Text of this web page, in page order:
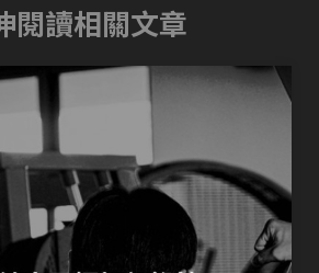
閱讀相關文章